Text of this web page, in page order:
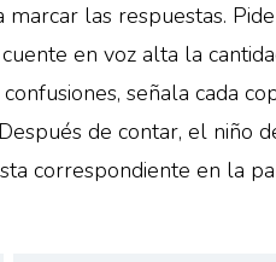
las respuestas.
en voz alta la
señala cada
de contar, el niño
correspondiente en la